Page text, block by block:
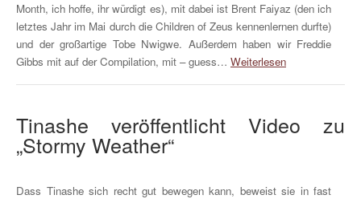
Month, ich hoffe, ihr würdigt es), mit dabei ist Brent Faiyaz (den ich
letztes Jahr im Mai durch die Children of Zeus kennenlernen durfte)
und der großartige Tobe Nwigwe. Außerdem haben wir Freddie
Gibbs mit auf der Compilation, mit – guess… Weiterlesen
Tinashe veröffentlicht Video zu
„Stormy Weather“
Dass Tinashe sich recht gut bewegen kann, beweist sie in fast